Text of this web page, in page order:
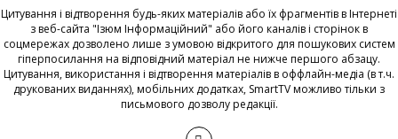
Цитування і відтворення будь-яких матеріалів або їх фрагментів в Інтернеті
з веб-сайта "Ізюм Інформаційний" або його каналів і сторінок в
соцмережах дозволено лише з умовою відкритого для пошукових систем
гіперпосилання на відповідний матеріал не нижче першого абзацу.
Цитування, використання і відтворення матеріалів в оффлайн-медіа (в т.ч.
друкованих виданнях), мобільних додатках, SmartTV можливо тільки з
письмового дозволу редакції.